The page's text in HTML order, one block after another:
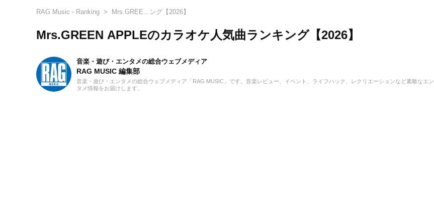
RAG Music - Ranking Mrs.GREE...ング【2026】
Mrs.GREEN APPLEのカラオケ人気曲ランキング【2026】
音楽・遊び・エンタメの総合ウェブメディア
RAG MUSIC 編集部
音楽・遊び・エンタメの総合ウェブメディア「RAG MUSIC」です。音楽レビュー、イベント、ライフハック、レクリエーションなど素敵なエン
タメ情報をお届けします。